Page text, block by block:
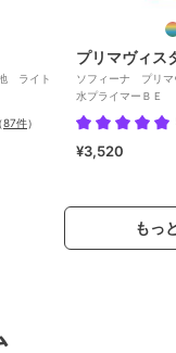
ライト
（87件）
プリマヴィス
ソフィーナ プリ
水プライマーＢＥ
¥3,520
もっ